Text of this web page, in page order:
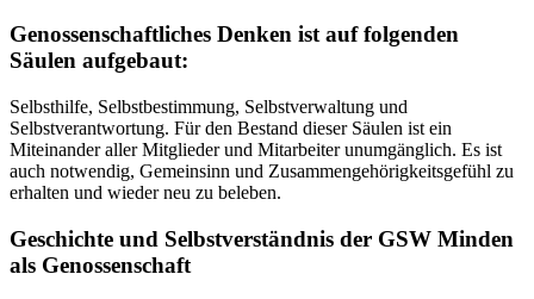
Genossenschaftliches Denken ist auf folgenden
Säulen aufgebaut:
Selbsthilfe, Selbstbestimmung, Selbstverwaltung und
Selbstverantwortung. Für den Bestand dieser Säulen ist ein
Miteinander aller Mitglieder und Mitarbeiter unumgänglich. Es ist
auch notwendig, Gemeinsinn und Zusammengehörigkeitsgefühl zu
erhalten und wieder neu zu beleben.
Geschichte und Selbstverständnis der GSW Minden
als Genossenschaft